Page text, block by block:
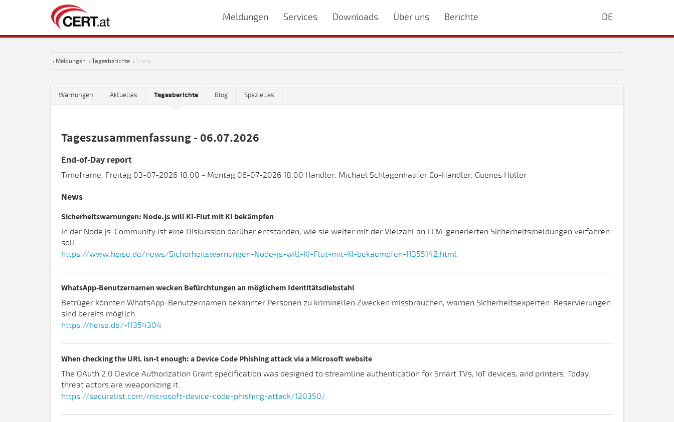
Meldungen Services Downloads Über uns Berichte DE
› Meldungen › Tagesberichte › Show
Warnungen Aktuelles Tagesberichte Blog Spezielles
Tageszusammenfassung - 06.07.2026
End-of-Day report
Timeframe: Freitag 03-07-2026 18:00 - Montag 06-07-2026 18:00 Handler: Michael Schlagenhaufer Co-Handler: Guenes Holler
News
Sicherheitswarnungen: Node.js will KI-Flut mit KI bekämpfen
In der Node.js-Community ist eine Diskussion darüber entstanden, wie sie weiter mit der Vielzahl an LLM-generierten Sicherheitsmeldungen verfahren
soll.
https://www.heise.de/news/Sicherheitswarnungen-Node-js-will-KI-Flut-mit-KI-bekaempfen-11355142.html
WhatsApp-Benutzernamen wecken Befürchtungen an möglichem Identitätsdiebstahl
Betrüger könnten WhatsApp-Benutzernamen bekannter Personen zu kriminellen Zwecken missbrauchen, warnen Sicherheitsexperten. Reservierungen
sind bereits möglich.
https://heise.de/-11354304
When checking the URL isn-t enough: a Device Code Phishing attack via a Microsoft website
The OAuth 2.0 Device Authorization Grant specification was designed to streamline authentication for Smart TVs, IoT devices, and printers. Today,
threat actors are weaponizing it.
https://securelist.com/microsoft-device-code-phishing-attack/120350/